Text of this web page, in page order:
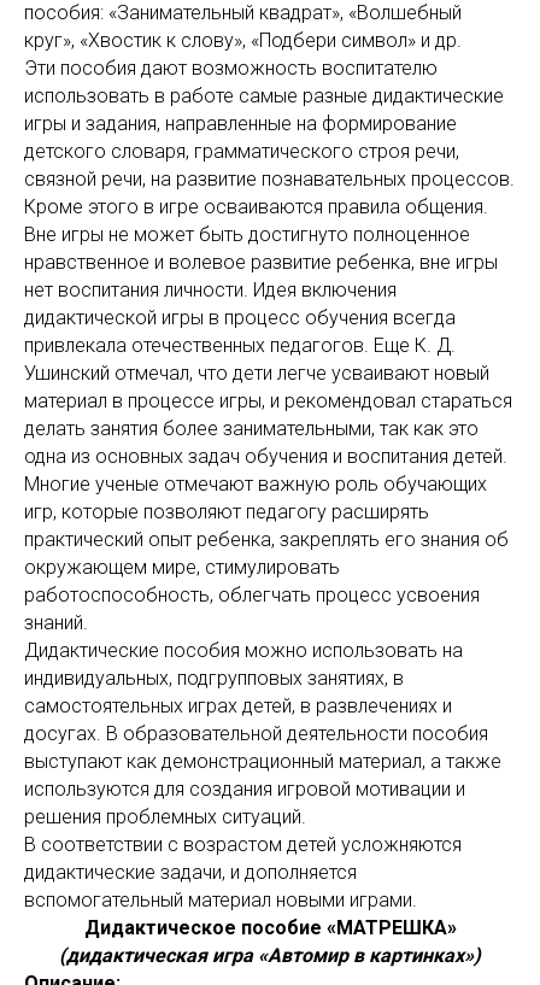
пособия: «Занимательный квадрат», «Волшебный
круг», «Хвостик к слову», «Подбери символ» и др.
Эти пособия дают возможность воспитателю
использовать в работе самые разные дидактические
игры и задания, направленные на формирование
детского словаря, грамматического строя речи,
связной речи, на развитие познавательных процессов.
Кроме этого в игре осваиваются правила общения.
Вне игры не может быть достигнуто полноценное
нравственное и волевое развитие ребенка, вне игры
нет воспитания личности. Идея включения
дидактической игры в процесс обучения всегда
привлекала отечественных педагогов. Еще К. Д.
Ушинский отмечал, что дети легче усваивают новый
материал в процессе игры, и рекомендовал стараться
делать занятия более занимательными, так как это
одна из основных задач обучения и воспитания детей.
Многие ученые отмечают важную роль обучающих
игр, которые позволяют педагогу расширять
практический опыт ребенка, закреплять его знания об
окружающем мире, стимулировать
работоспособность, облегчать процесс усвоения
знаний.
Дидактические пособия можно использовать на
индивидуальных, подгрупповых занятиях, в
самостоятельных играх детей, в развлечениях и
досугах. В образовательной деятельности пособия
выступают как демонстрационный материал, а также
используются для создания игровой мотивации и
решения проблемных ситуаций.
В соответствии с возрастом детей усложняются
дидактические задачи, и дополняется
вспомогательный материал новыми играми.
Дидактическое пособие «МАТРЕШКА»
(дидактическая игра «Автомир в картинках»)